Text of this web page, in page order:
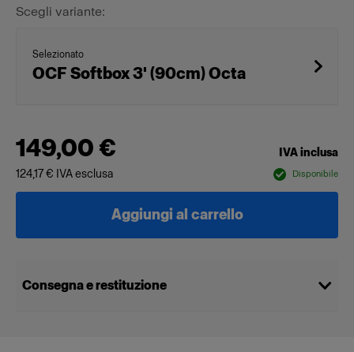
Scegli variante:
Selezionato
OCF Softbox 3' (90cm) Octa
149,00 €
IVA inclusa
124,17 € IVA esclusa Disponibile
Aggiungi al carrello
Consegna e restituzione